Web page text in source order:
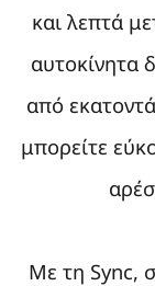
και λεπτά
αυτοκίνητα
από
μπορείτε
Με τη Sync,